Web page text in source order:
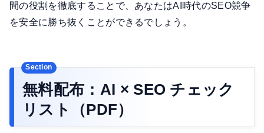
間の役割を徹底することで、あなたはAI時代のSEO競争
を安全に勝ち抜くことができるでしょう。
無料配布：AI × SEO チェック
リスト（PDF）